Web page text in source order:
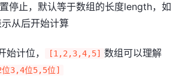
停止，默认等于数组的长度length，如
从后开始计算
计位， [1,2,3,4,5] 数组可以理解
3,4位5,5位]